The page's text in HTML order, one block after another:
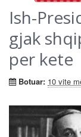
Ish-
gjak
per kete
Botuar: 10 vite